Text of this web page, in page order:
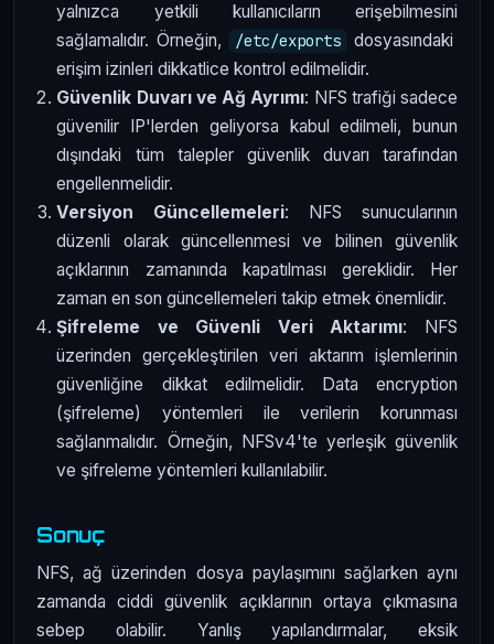
yalnızca yetkili kullanıcıların erişebilmesini
sağlamalıdır. Örneğin,
/etc/exports
dosyasındaki
erişim izinleri dikkatlice kontrol edilmelidir.
Güvenlik Duvarı ve Ağ Ayrımı: NFS trafiği sadece
güvenilir IP'lerden geliyorsa kabul edilmeli, bunun
dışındaki tüm talepler güvenlik duvarı tarafından
engellenmelidir.
Versiyon Güncellemeleri: NFS sunucularının
düzenli olarak güncellenmesi ve bilinen güvenlik
açıklarının zamanında kapatılması gereklidir. Her
zaman en son güncellemeleri takip etmek önemlidir.
Şifreleme ve Güvenli Veri Aktarımı: NFS
üzerinden gerçekleştirilen veri aktarım işlemlerinin
güvenliğine dikkat edilmelidir. Data encryption
(şifreleme) yöntemleri ile verilerin korunması
sağlanmalıdır. Örneğin, NFSv4'te yerleşik güvenlik
ve şifreleme yöntemleri kullanılabilir.
Sonuç
NFS, ağ üzerinden dosya paylaşımını sağlarken aynı
zamanda ciddi güvenlik açıklarının ortaya çıkmasına
sebep olabilir. Yanlış yapılandırmalar, eksik